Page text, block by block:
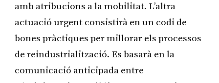
amb atribucions a la mobilitat. L’altra
actuació urgent consistirà en un codi de
bones pràctiques per millorar els processos
de reindustrialització. Es basarà en la
comunicació anticipada entre